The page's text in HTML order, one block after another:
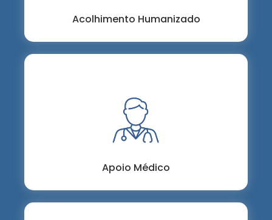
Acolhimento Humanizado
Apoio Médico
Temos um time multidisciplinar de parceiros
especialistas em Medicina
Endocanabinoide.